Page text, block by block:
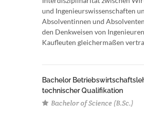
und Ingenieurswissenschaften
Absolventinnen und
den Denkweisen von
Kaufleuten gleichermaßen
Bachelor
technischer Qualifikation
Bachelor of Science (B.Sc.)